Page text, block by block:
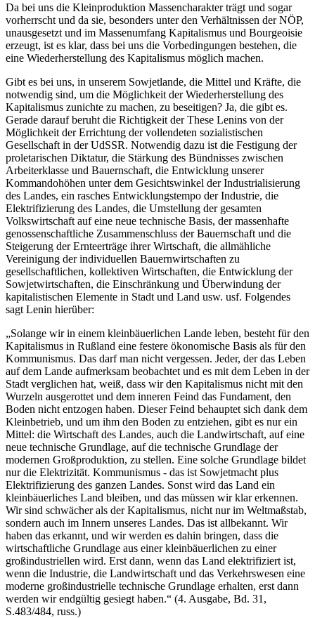
Da bei uns die Kleinproduktion Massencharakter trägt und sogar
vorherrscht und da sie, besonders unter den Verhältnissen der NÖP,
unausgesetzt und im Massenumfang Kapitalismus und Bourgeoisie
erzeugt, ist es klar, dass bei uns die Vorbedingungen bestehen, die
eine Wiederherstellung des Kapitalismus möglich machen.
Gibt es bei uns, in unserem Sowjetlande, die Mittel und Kräfte, die
notwendig sind, um die Möglichkeit der Wiederherstellung des
Kapitalismus zunichte zu machen, zu beseitigen? Ja, die gibt es.
Gerade darauf beruht die Richtigkeit der These Lenins von der
Möglichkeit der Errichtung der vollendeten sozialistischen
Gesellschaft in der UdSSR. Notwendig dazu ist die Festigung der
proletarischen Diktatur, die Stärkung des Bündnisses zwischen
Arbeiterklasse und Bauernschaft, die Entwicklung unserer
Kommandohöhen unter dem Gesichtswinkel der Industrialisierung
des Landes, ein rasches Entwicklungstempo der Industrie, die
Elektrifizierung des Landes, die Umstellung der gesamten
Volkswirtschaft auf eine neue technische Basis, der massenhafte
genossenschaftliche Zusammenschluss der Bauernschaft und die
Steigerung der Ernteerträge ihrer Wirtschaft, die allmähliche
Vereinigung der individuellen Bauernwirtschaften zu
gesellschaftlichen, kollektiven Wirtschaften, die Entwicklung der
Sowjetwirtschaften, die Einschränkung und Überwindung der
kapitalistischen Elemente in Stadt und Land usw. usf. Folgendes
sagt Lenin hierüber:
„Solange wir in einem kleinbäuerlichen Lande leben, besteht für den
Kapitalismus in Rußland eine festere ökonomische Basis als für den
Kommunismus. Das darf man nicht vergessen. Jeder, der das Leben
auf dem Lande aufmerksam beobachtet und es mit dem Leben in der
Stadt verglichen hat, weiß, dass wir den Kapitalismus nicht mit den
Wurzeln ausgerottet und dem inneren Feind das Fundament, den
Boden nicht entzogen haben. Dieser Feind behauptet sich dank dem
Kleinbetrieb, und um ihm den Boden zu entziehen, gibt es nur ein
Mittel: die Wirtschaft des Landes, auch die Landwirtschaft, auf eine
neue technische Grundlage, auf die technische Grundlage der
modernen Großproduktion, zu stellen. Eine solche Grundlage bildet
nur die Elektrizität. Kommunismus - das ist Sowjetmacht plus
Elektrifizierung des ganzen Landes. Sonst wird das Land ein
kleinbäuerliches Land bleiben, und das müssen wir klar erkennen.
Wir sind schwächer als der Kapitalismus, nicht nur im Weltmaßstab,
sondern auch im Innern unseres Landes. Das ist allbekannt. Wir
haben das erkannt, und wir werden es dahin bringen, dass die
wirtschaftliche Grundlage aus einer kleinbäuerlichen zu einer
großindustriellen wird. Erst dann, wenn das Land elektrifiziert ist,
wenn die Industrie, die Landwirtschaft und das Verkehrswesen eine
moderne großindustrielle technische Grundlage erhalten, erst dann
werden wir endgültig gesiegt haben.“ (4. Ausgabe, Bd. 31,
S.483/484, russ.)